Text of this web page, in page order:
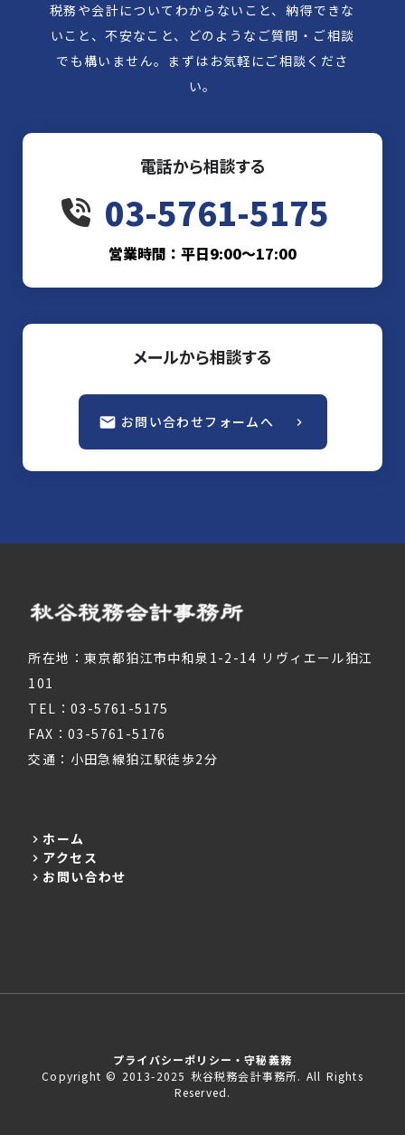
税務や会計についてわからないこと、納得できな
いこと、不安なこと、どのようなご質問・ご相談
でも構いません。まずはお気軽にご相談くださ
い。
電話から相談する
03-5761-5175
営業時間：平日9:00〜17:00
メールから相談する
mail お問い合わせフォームへ keyboard_arrow_right
所在地：東京都狛江市中和泉1-2-14 リヴィエール狛江
101
TEL：03-5761-5175
FAX：03-5761-5176
交通：小田急線狛江駅徒歩2分
keyboard_arrow_rightホーム
keyboard_arrow_right アクセス
keyboard_arrow_right お問い合わせ
プライバシーポリシー・守秘義務
Copyright © 2013-2025 秋谷税務会計事務所. All Rights
Reserved.